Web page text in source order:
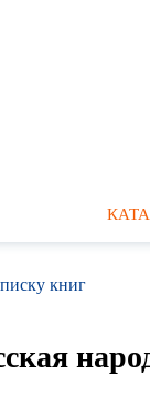
книг